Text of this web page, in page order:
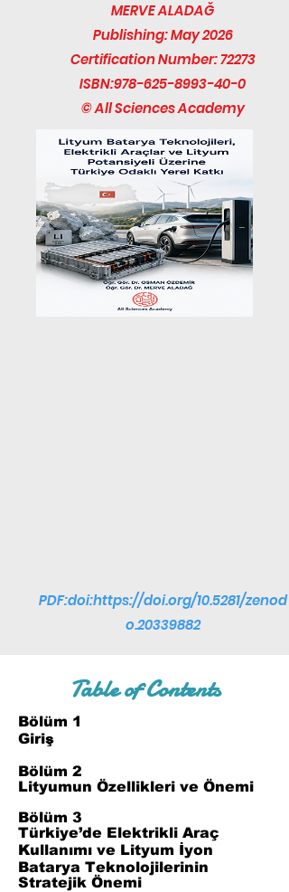
MERVE ALADAĞ
Publishing: May 2026
Certification Number: 72273
ISBN:978-625-8993-40-0
© All Sciences Academy
PDF:doi:https://doi.org/10.5281/zenod
o.20339882
Table of Contents
Bölüm 1
Giriş
Bölüm 2
Lityumun Özellikleri ve Önemi
Bölüm 3
Türkiye’de Elektrikli Araç
Kullanımı ve Lityum İyon
Batarya Teknolojilerinin
Stratejik Önemi